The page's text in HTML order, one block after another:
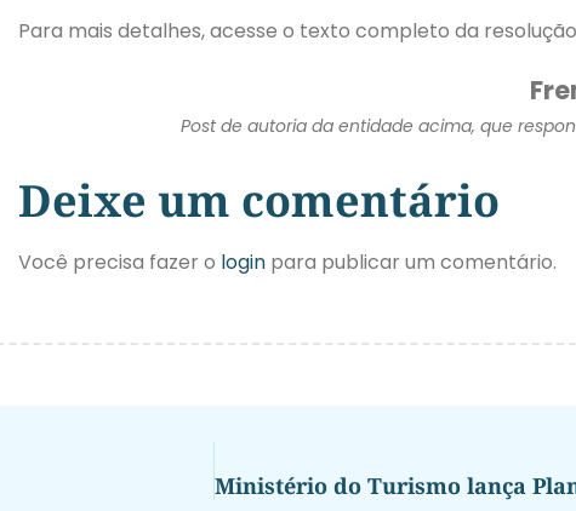
Para mais detalhes, acesse o texto completo da resolução
Post de autoria da entidade acima, que
Deixe um comentário
Você precisa fazer o login para publicar um comentário.